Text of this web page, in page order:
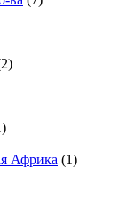
Африка (1)